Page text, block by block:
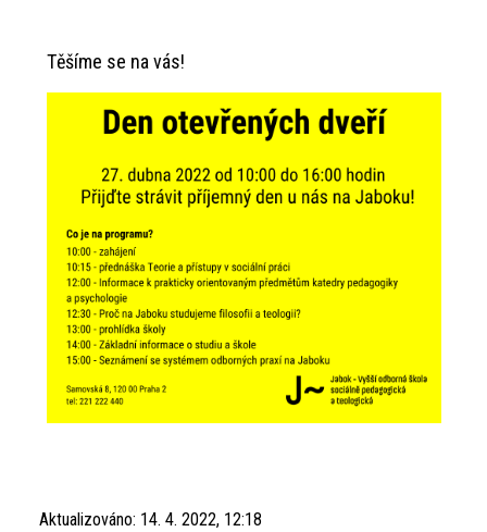
Těšíme se na vás!
Aktualizováno: 14. 4. 2022, 12:18